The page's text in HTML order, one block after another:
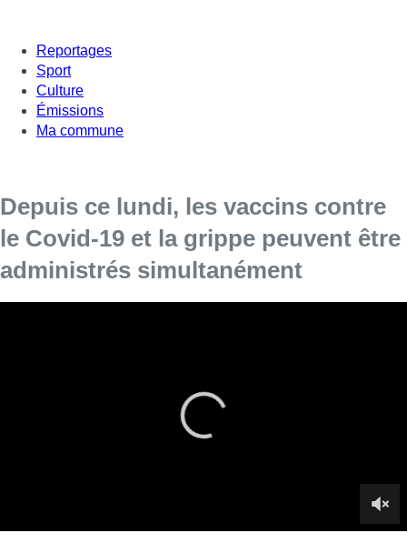
Reportages
Sport
Culture
Émissions
Ma commune
Depuis ce lundi, les vaccins contre
le Covid-19 et la grippe peuvent être
administrés simultanément
Depuis ce lundi 1er novembre, la Cocom, commission
communautaire commune, propose aux seniors qui ont pris
rendez-vous dans les centres de vaccination de Molenbeek,
le Covid-19 et contre la grippe en une fois. Ainsi, un vaccin
sera administré dans le bras droit et le second dans le bras
gauche, pour faciliter le suivi des éventuels effets indésirables.